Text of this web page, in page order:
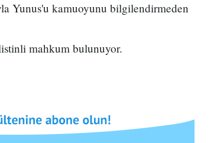
Yunus'u kamuoyunu bilgilendirmeden
mahkum bulunuyor.